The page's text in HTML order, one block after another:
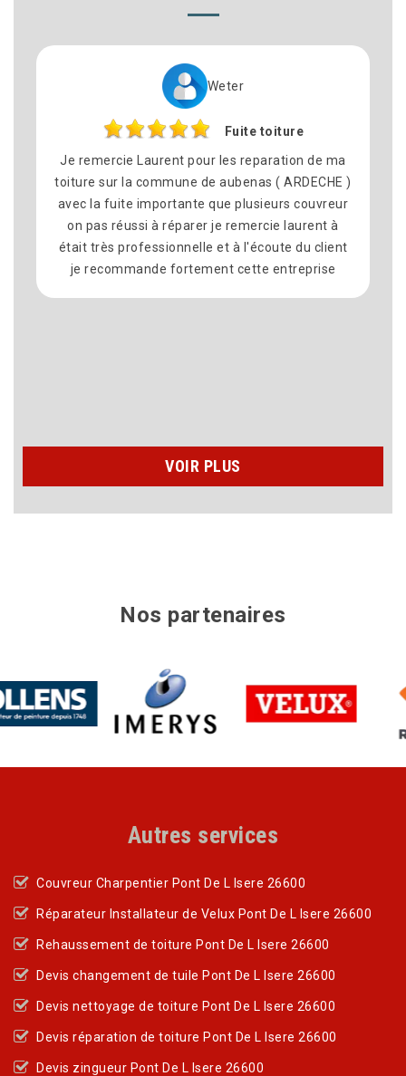
Weter
Fuite toiture
remercie Laurent pour les reparation de ma
sur la commune de aubenas ( ARDECHE )
la fuite importante que plusieurs couvreur
on pas réussi à réparer je remercie laurent à
très professionnelle et à l'écoute du client
je recommande fortement cette entreprise
VOIR PLUS
Nos partenaires
Autres services
Couvreur Charpentier Pont De L Isere 26600
Réparateur Installateur de Velux Pont De L Isere 26600
Rehaussement de toiture Pont De L Isere 26600
Devis changement de tuile Pont De L Isere 26600
Devis nettoyage de toiture Pont De L Isere 26600
Devis réparation de toiture Pont De L Isere 26600
Devis zingueur Pont De L Isere 26600